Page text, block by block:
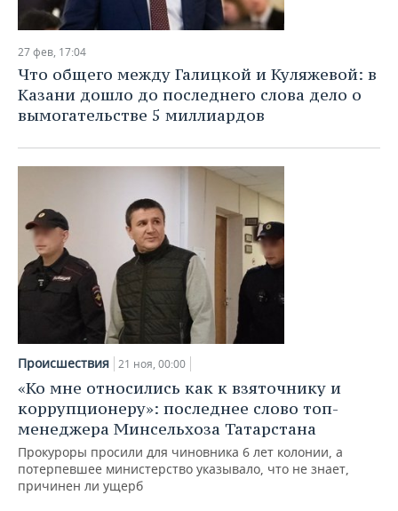
ВОЛЕЙБОЛ
КИБЕРСПОРТ
ФИГУРНОЕ КАТАНИЕ
ВОДНЫЕ ВИДЫ СПОРТА
ИСТОРИЯ
КУЛЬТУРА
МЕДИЦИНА
ОБРАЗОВАНИЕ
СПИСОК ПЕРСОН
СПИСОК КОМПАНИЙ
ПОЛНАЯ ВЕРСИЯ
27 фев, 17:04
Что общего между Галицкой и Куляжевой: в
Казани дошло до последнего слова дело о
вымогательстве 5 миллиардов
Происшествия 21 ноя, 00:00
«Ко мне относились как к взяточнику и
коррупционеру»: последнее слово топ-
менеджера Минсельхоза Татарстана
Прокуроры просили для чиновника 6 лет колонии, а
потерпевшее министерство указывало, что не знает,
причинен ли ущерб